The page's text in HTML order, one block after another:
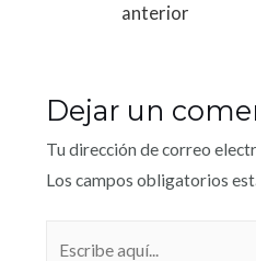
anterior
Dejar un
Tu dirección de correo
Los campos obligatorios